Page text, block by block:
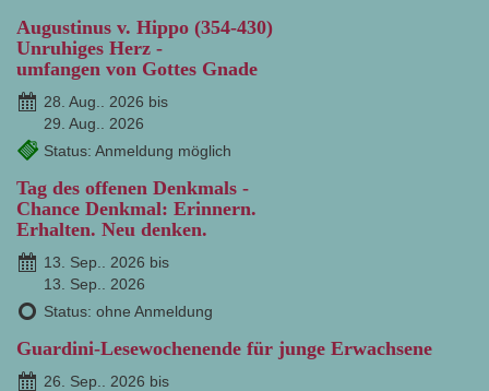
Augustinus v. Hippo (354-430)
Unruhiges Herz -
umfangen von Gottes Gnade
28. Aug.. 2026 bis
29. Aug.. 2026
Status: Anmeldung möglich
Tag des offenen Denkmals -
Chance Denkmal: Erinnern.
Erhalten. Neu denken.
13. Sep.. 2026 bis
13. Sep.. 2026
Status: ohne Anmeldung
Guardini-Lesewochenende für junge Erwachsene
26. Sep.. 2026 bis